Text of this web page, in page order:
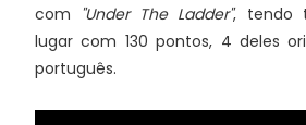
com "Under The Ladder", tendo
lugar com 130 pontos, 4 deles
português.